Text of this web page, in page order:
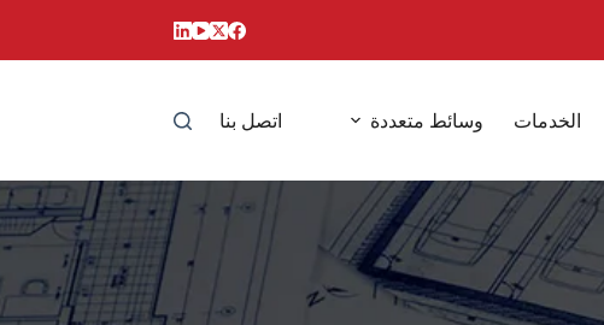
الخدمات وسائط متعددة اتصل بنا